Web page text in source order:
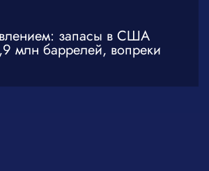
запасы в США
млн баррелей, вопреки